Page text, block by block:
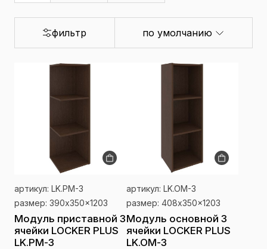
фильтр по умолчанию
артикул: LK.PM-3
размер: 390x350x1203
Модуль приставной 3
ячейки LOCKER PLUS
LK.PM-3
артикул: LK.OM-3
размер: 408x350x1203
Модуль основной 3
ячейки LOCKER PLUS
LK.OM-3